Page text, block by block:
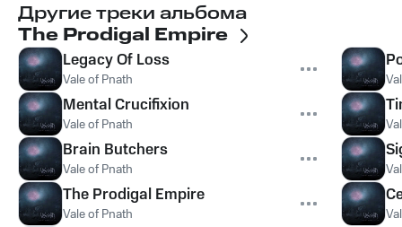
Другие треки альбома
The Prodigal Empire
Legacy Of Loss
Vale of Pnath
Mental Crucifixion
Vale of Pnath
Brain Butchers
Vale of Pnath
The Prodigal Empire
Vale of Pnath